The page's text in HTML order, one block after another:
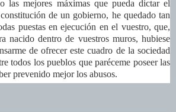
las mejores máximas que pueda dictar el
de un gobierno, he quedado tan
puestas en ejecución en el vuestro, que,
nacido dentro de vuestros muros, hubiese
de ofrecer este cuadro de la sociedad
todos los pueblos que paréceme poseer las
prevenido mejor los abusos.